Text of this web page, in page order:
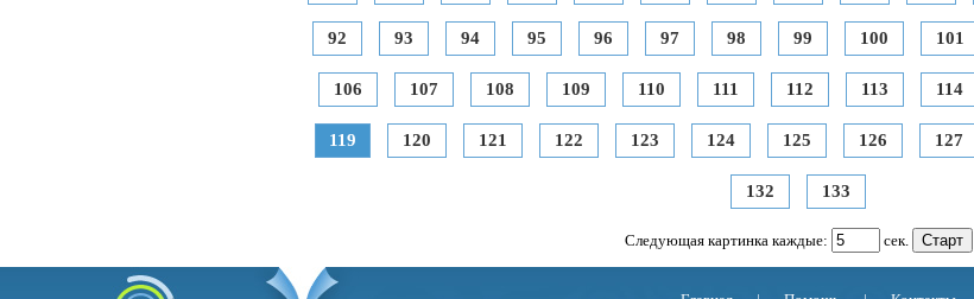
92 93 94 95 96 97 98 99 100 101
106 107 108 109 110 111 112 113 114
119 120 121 122 123 124 125 126 127
132 133
Следующая картинка каждые: сек.